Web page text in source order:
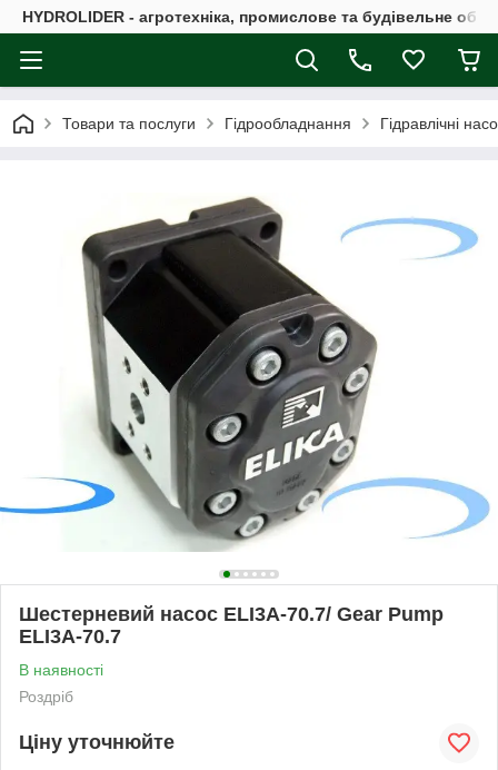
HYDROLIDER - агротехніка, промислове та будівельне
Товари та послуги Гідрообладнання Гідравлічні
Шестерневий насос ELI3A-70.7/ Gear Pump
ELI3A-70.7
В наявності
Роздріб
Ціну уточнюйте